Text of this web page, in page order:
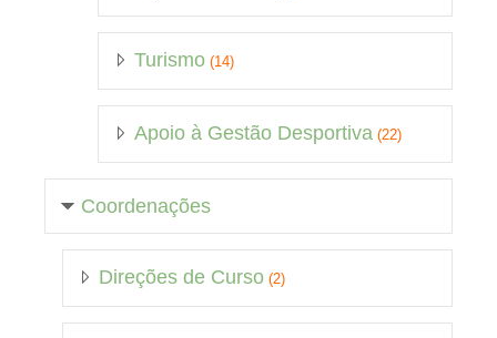
Turismo (14)
Apoio à Gestão Desportiva (22)
Coordenações
Direções de Curso (2)